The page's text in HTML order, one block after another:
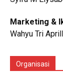
Marketing &
Wahyu Tri
Organisasi